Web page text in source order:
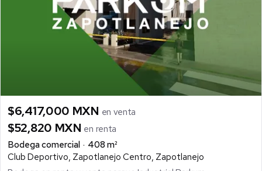
$6,417,000 MXN en venta
$52,820 MXN en renta
Bodega comercial
408 m²
Club Deportivo, Zapotlanejo Centro, Zapotlanejo